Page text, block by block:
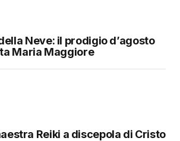
Neve: il prodigio d’agosto
Maria Maggiore
Reiki a discepola di Cristo